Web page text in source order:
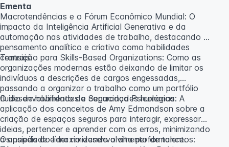
Ementa
Macrotendências e o Fórum Econômico Mundial: O
impacto da Inteligência Artificial Generativa e da
automação nas atividades de trabalho, destacando o
pensamento analítico e criativo como habilidades
centrais.
Transição para Skills-Based Organizations: Como as
organizações modernas estão deixando de limitar os
indivíduos a descrições de cargos engessadas,
passando a organizar o trabalho como um portfólio
fluido de habilidades e capacidades humanas.
O desenvolvimento da Segurança Psicológica: A
aplicação dos conceitos de Amy Edmondson sobre a
criação de espaços seguros para interagir, expressar
ideias, pertencer e aprender com os erros, minimizando
a ansiedade e maximizando a alta performance.
Os papéis do líder no desenvolvimento de talentos: